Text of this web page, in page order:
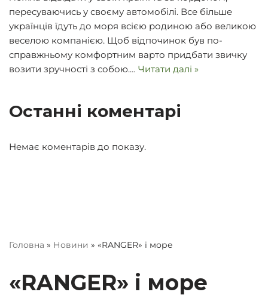
пересуваючись у своєму автомобілі. Все більше
українців їдуть до моря всією родиною або великою
веселою компанією. Щоб відпочинок був по-
справжньому комфортним варто придбати звичку
возити зручності з собою.… Читати далі »
Останні коментарі
Немає коментарів до показу.
Головна » Новини » «RANGER» і море
«RANGER» і море